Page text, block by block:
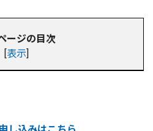
ージの目次
[表示]